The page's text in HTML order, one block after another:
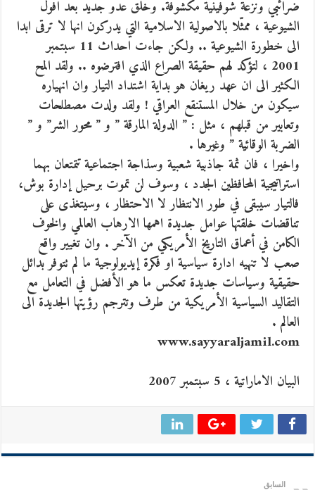
ضرائبي ونزعة شوفينية مكشوفة. وخلق عدو جديد بعد افول
الشيوعية ، ممثّلا بالاصولية الاسلامية التي يدركون انها لا ترقى ابدا
الى خطورة الشيوعية .. ولكن جاءت احداث 11 سبتمبر
2001 ، لتؤكد لهم حقيقة الصراع الذي افترضوه .. ولقد المح
الكثير الى ان عهد ريغان هو بداية اشتداد التيار وان انهياره
سيكون من خلال المستنقع العراقي ! ولقد ولدت مصطلحات
وتعابير من قبلهم ، مثل : ” الدولة المارقة ” و ” محور الشر” و ”
الضربة الوقائية ” وغيرها .
واخيرا ، فان ثمة جاذبية شعبية وسذاجة اجتماعية تتمتعان بهما
استراتيجية المحافظين الجدد ، وسوف لن تموت برحيل إدارة بوش،
فالتيار سيبقى في طور الانتظار لا الاحتظار ، وسيتغذى على
تناقضات خلقتها عوامل جديدة اهمها الارهاب العالمي والخوف
الكامن في أعماق التاريخ الأمريكي من الآخر . وان تغيير واقع
صعب لا تنهيه ادارة سياسية او فكرة إيديولوجية ما لم تتوفر بدائل
حقيقية وسياسات جديدة تعكس ما هو الأفضل في التعامل مع
التقاليد السياسية الأمريكية من طرف وتترجم رؤيتها الجديدة الى
العالم .
www.sayyaraljamil.com
البيان الاماراتية ، 5 سبتمبر 2007
السابق